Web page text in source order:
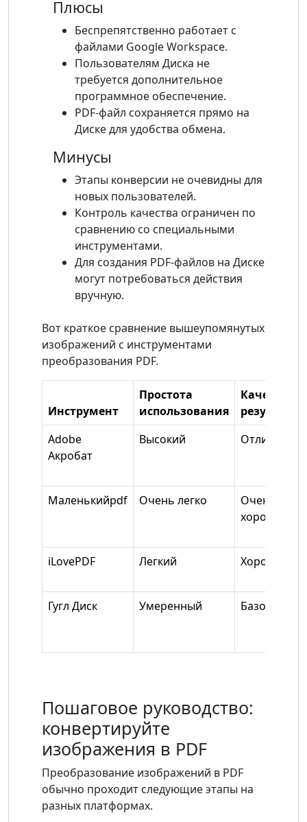
Плюсы
Беспрепятственно работает с
файлами Google Workspace.
Пользователям Диска не
требуется дополнительное
программное обеспечение.
PDF-файл сохраняется прямо на
Диске для удобства обмена.
Минусы
Этапы конверсии не очевидны для
новых пользователей.
Контроль качества ограничен по
сравнению со специальными
инструментами.
Для создания PDF-файлов на Диске
могут потребоваться действия
вручную.
Вот краткое сравнение вышеупомянутых
изображений с инструментами
преобразования PDF.
Инструмент
Простота
использования
результат
Adobe
Акробат
Высокий Отличный
Маленькийpdf Очень легко
Очень
хороший
iLovePDF Легкий Хороший
Гугл Диск Умеренный Базовый
Пошаговое руководство:
конвертируйте
изображения в PDF
Преобразование изображений в PDF
обычно проходит следующие этапы на
разных платформах.